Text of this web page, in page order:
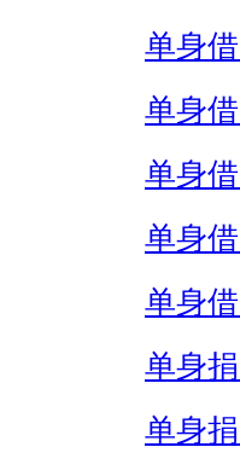
单身
单身
单身
单身
单身
单身
单身